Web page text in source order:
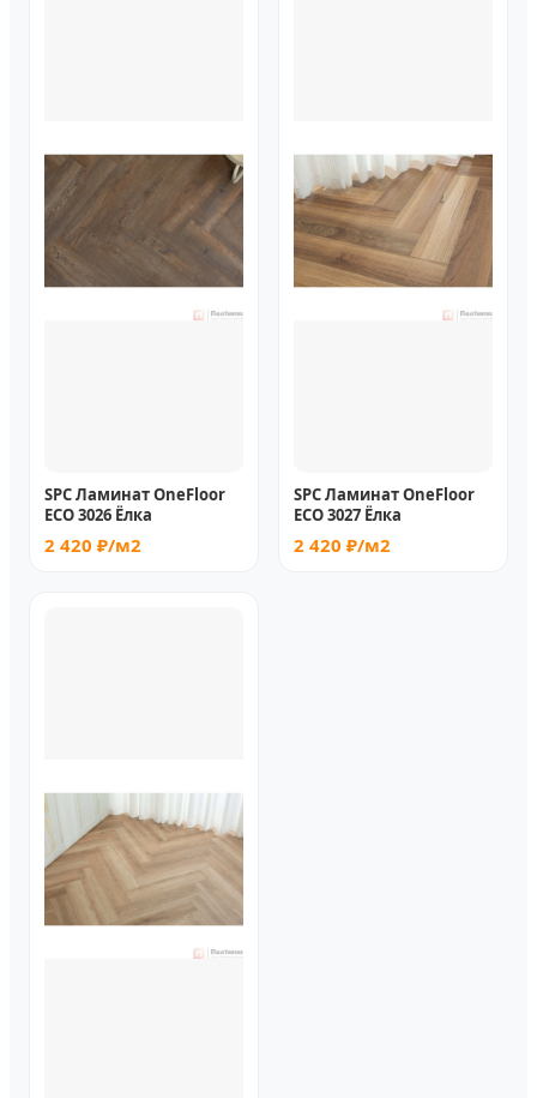
SPC Ламинат OneFloor
ECO 3026 Ёлка
2 420 ₽/м2
SPC Ламинат OneFloor
ECO 3027 Ёлка
2 420 ₽/м2